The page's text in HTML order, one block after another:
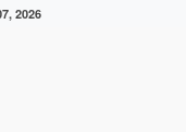
2026